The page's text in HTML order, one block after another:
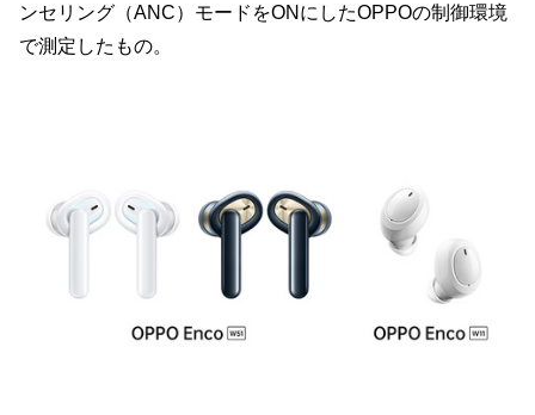
ンセリング（ANC）モードをONにしたOPPOの制御環境
で測定したもの。